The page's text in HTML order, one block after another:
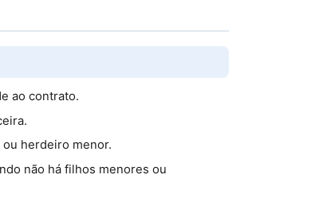
ao contrato.
herdeiro menor.
não há filhos menores ou